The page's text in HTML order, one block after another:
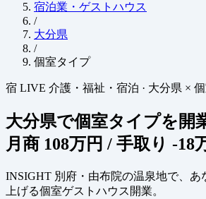
宿泊業・ゲストハウス
/
大分県
/
個室タイプ
宿 LIVE 介護・福祉・宿泊 · 大分県 ×
大分県で個室タイプを開
月商 108万円 / 手取り -18
INSIGHT 別府・由布院の温泉地で、あ
上げる個室ゲストハウス開業。